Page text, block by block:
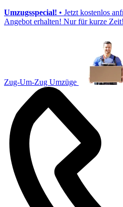
Umzugsspecial! • Jetzt kostenlos
Angebot erhalten! Nur für kurze Zeit!
Zug-Um-Zug Umzüge